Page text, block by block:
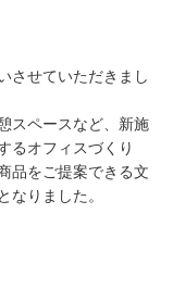
させていただきまし
スペースなど、新施
るオフィスづくり
品をご提案できる文
なりました。